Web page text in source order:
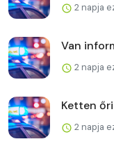
2 napja
Van
2 napja
Ketten
2 napja